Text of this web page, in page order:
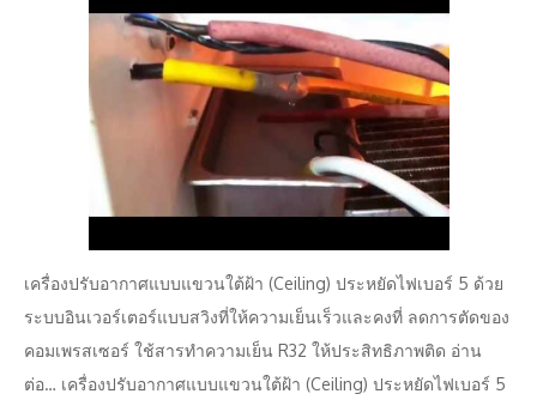
เครื่องปรับอากาศแบบแขวนใต้ฝ้า (Ceiling) ประหยัดไฟเบอร์ 5 ด้วย
ระบบอินเวอร์เตอร์แบบสวิงที่ให้ความเย็นเร็วและคงที่ ลดการตัดของ
คอมเพรสเซอร์ ใช้สารทำความเย็น R32 ให้ประสิทธิภาพติด อ่าน
ต่อ… เครื่องปรับอากาศแบบแขวนใต้ฝ้า (Ceiling) ประหยัดไฟเบอร์ 5